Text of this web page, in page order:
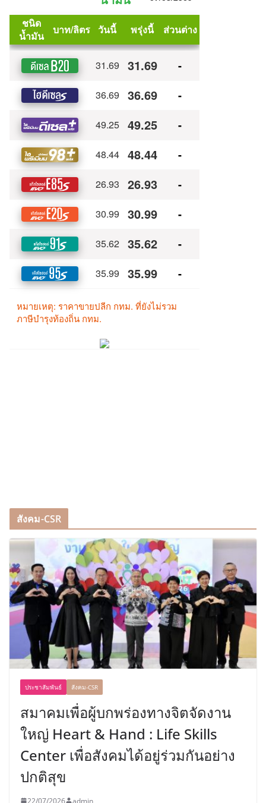
สังคม-CSR
ประชาสัมพันธ์ สังคม-CSR
สมาคมเพื่อผู้บกพร่องทางจิตจัดงาน
ใหญ่ Heart & Hand : Life Skills
Center เพื่อสังคมได้อยู่ร่วมกันอย่าง
ปกติสุข
22/07/2026 admin